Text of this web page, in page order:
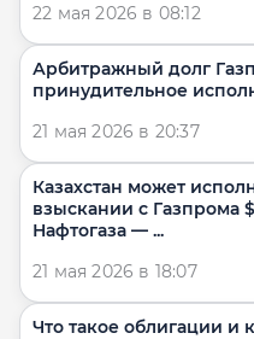
22 мая 2026 в 08:12
Арбитражный долг
принудительное
21 мая 2026 в 20:37
Казахстан может
взыскании с Газпрома
Нафтогаза — ...
21 мая 2026 в 18:07
Что такое облигации и